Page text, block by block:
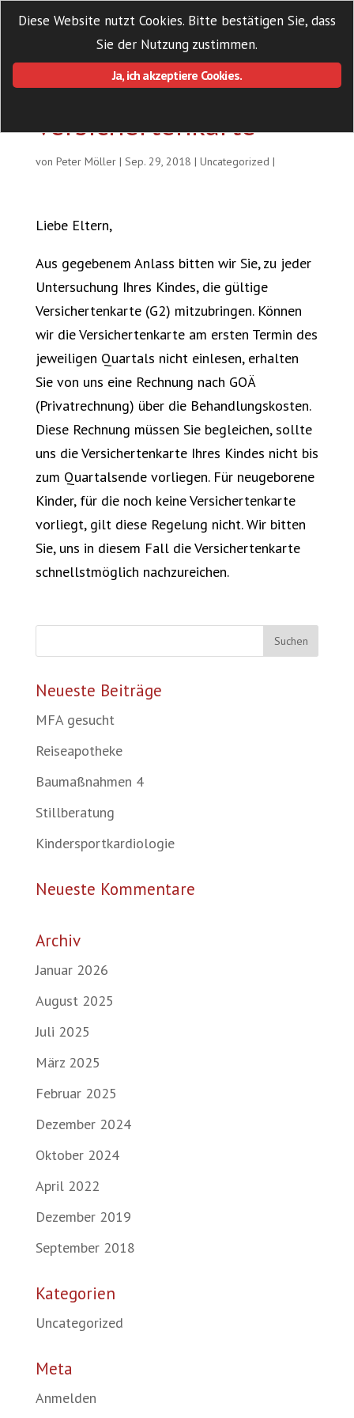
Versichertenkarte
von Peter Möller| Sep. 29, 2018 | Uncategorized |
Liebe Eltern,
Aus gegebenem Anlass bitten wir Sie, zu jeder
Untersuchung Ihres Kindes, die gültige
Versichertenkarte (G2) mitzubringen. Können
wir die Versichertenkarte am ersten Termin des
jeweiligen Quartals nicht einlesen, erhalten
Sie von uns eine Rechnung nach GOÄ
(Privatrechnung) über die Behandlungskosten.
Diese Rechnung müssen Sie begleichen, sollte
uns die Versichertenkarte Ihres Kindes nicht bis
zum Quartalsende vorliegen. Für neugeborene
Kinder, für die noch keine Versichertenkarte
vorliegt, gilt diese Regelung nicht. Wir bitten
Sie, uns in diesem Fall die Versichertenkarte
schnellstmöglich nachzureichen.
Neueste Beiträge
MFA gesucht
Reiseapotheke
Baumaßnahmen 4
Stillberatung
Kindersportkardiologie
Neueste Kommentare
Archiv
Januar 2026
August 2025
Juli 2025
März 2025
Februar 2025
Dezember 2024
Oktober 2024
April 2022
Dezember 2019
September 2018
Kategorien
Uncategorized
Meta
Anmelden
Diese Website nutzt Cookies. Bitte bestätigen Sie, dass
Sie der Nutzung zustimmen.
Ja, ich akzeptiere Cookies.